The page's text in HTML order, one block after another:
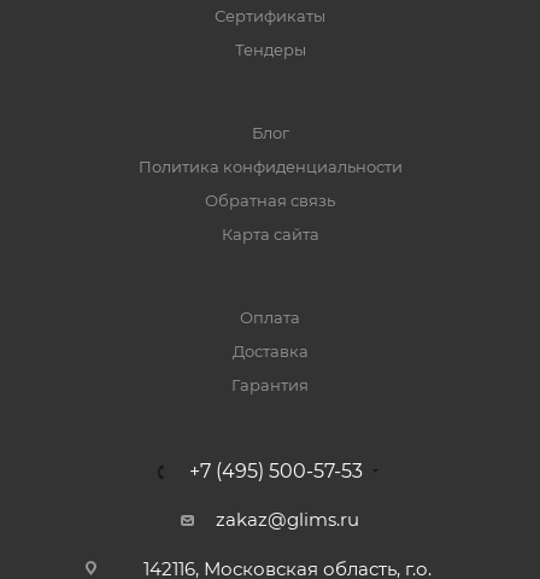
Сертификаты
Тендеры
Блог
Политика конфиденциальности
Обратная связь
Карта сайта
Оплата
Доставка
Гарантия
+7 (495) 500-57-53
zakaz@glims.ru
142116, Московская область, г.о.